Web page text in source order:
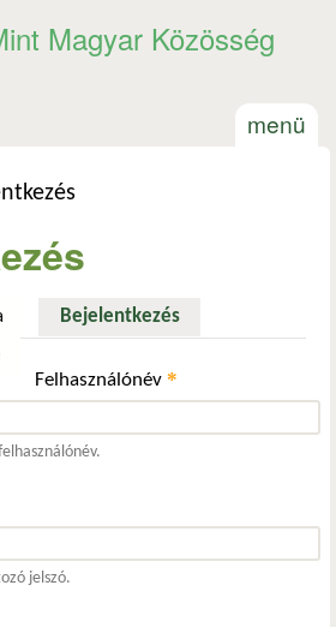
Magyar Közösség
menü
Bejelentkezés(aktív fül)
Felhasználónév*
jelszó.